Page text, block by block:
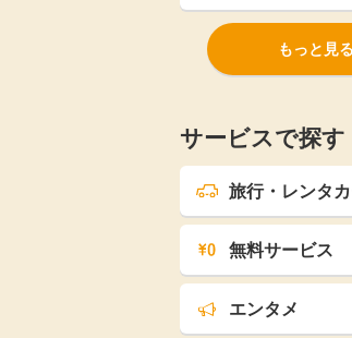
もっと見る
サービスで探す
旅行・レンタ
無料サービス
エンタメ